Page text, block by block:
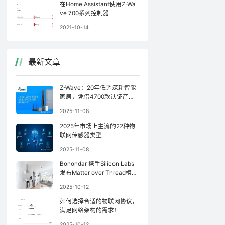
在Home Assistant使用Z-Wa
ve 700系列控制器
2021-10-14
最新文章
Z-Wave：20年低调深耕智能
家居，凭借4700款认证产品
2025-11-08
2025年市场上主流的22种物
联网传感器类型
2025-11-08
Bonondar 携手Silicon Labs
发布Matter over Thread模
2025-10-12
如何选择合适的物联网协议，
满足网络架构的需求！